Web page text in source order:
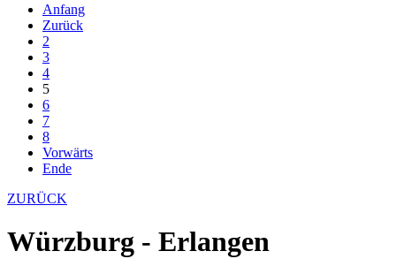
Anfang
Zurück
2
3
4
5
6
7
8
Vorwärts
Ende
ZURÜCK
Würzburg - Erlangen